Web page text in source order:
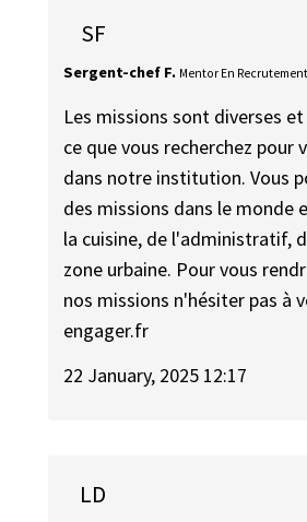
SF
Sergent-chef F. Mentor En Recrutement
Les missions sont diverses
ce que vous recherchez pour
dans notre institution. Vous
des missions dans le monde
la cuisine, de l'administratif,
zone urbaine. Pour vous
nos missions n'hésiter pas à
engager.fr
22 January, 2025 12:17
LD